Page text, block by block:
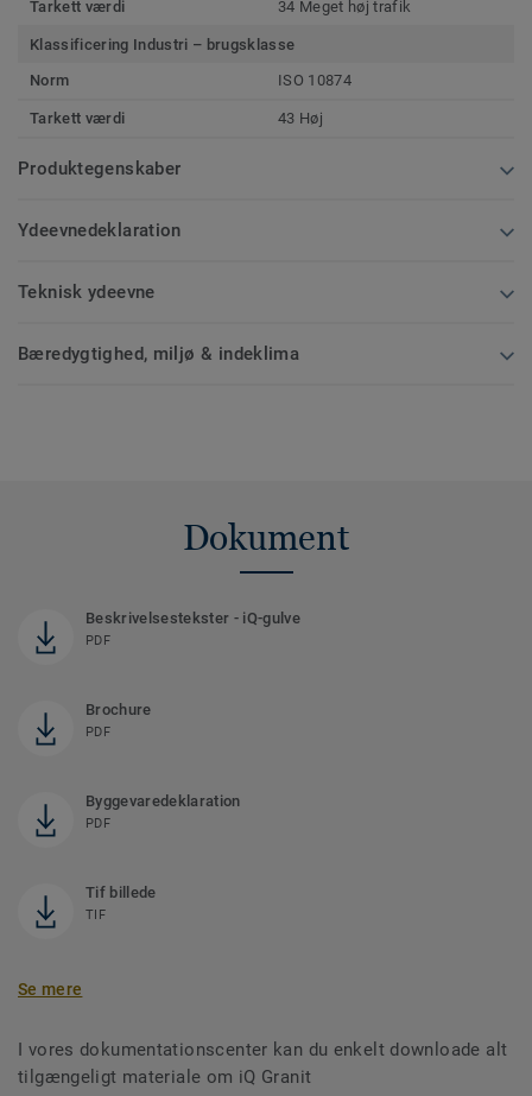
Tarkett værdi 34 Meget høj trafik
Klassificering Industri – brugsklasse
Norm
ISO 10874
Tarkett værdi 43 Høj
Produktegenskaber
Ydeevnedeklaration
Teknisk ydeevne
Bæredygtighed, miljø & indeklima
Dokument
Beskrivelsestekster - iQ-gulve
PDF
Brochure
PDF
Byggevaredeklaration
PDF
Tif billede
TIF
Se mere
I vores dokumentationscenter kan du enkelt downloade alt
tilgængeligt materiale om iQ Granit